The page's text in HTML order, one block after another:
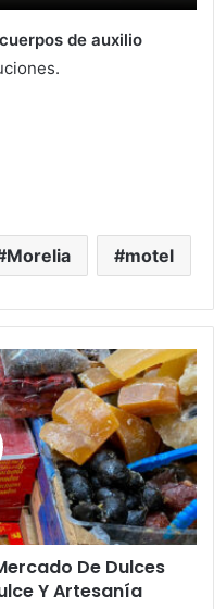
de auxilio
Morelia motel
De Dulces
Y Artesanía